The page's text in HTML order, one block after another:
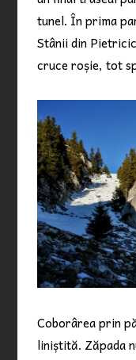
tunel. În prima
Stânii din
cruce roșie, tot
Coborârea prin
liniștită. Zăpada